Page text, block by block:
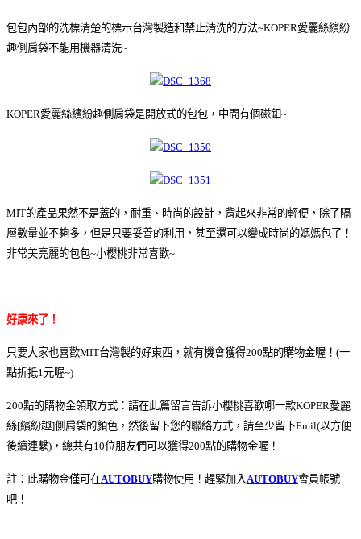
包包內部的洗標清楚的標示台灣製造和禁止清洗的方法~KOPER愛麗絲繽紛
趣側肩袋不能用機器清洗~
KOPER愛麗絲繽紛趣側肩袋是開放式的包包，中間有個磁釦~
MIT的產品果然不是蓋的，耐重、時尚的設計，背起來非常的輕便，除了隔
層數量並不夠多，但是只要妥善的利用，甚至還可以變成時尚的媽媽包了！
非常美亮麗的包包~小櫻桃非常喜歡~
好康來了！
只要大家也喜歡MIT台灣製的好東西，就有機會獲得200點的購物金喔！(一
點折抵1元喔~)
200點的購物金領取方式：請在此篇留言告訴小櫻桃喜歡哪一款KOPER愛麗
絲[繽紛趣]側肩袋的顏色，然後留下您的聯絡方式，請至少留下Emil(以方便
後續連繫)，總共有10位朋友們可以獲得200點的購物金喔！
註：此購物金僅可在AUTOBUY購物使用！趕緊加入 AUTOBUY會員帳號
吧！